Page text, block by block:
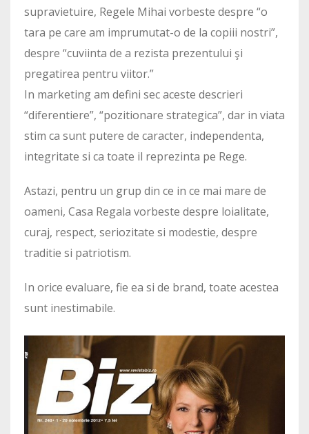
supravietuire, Regele Mihai vorbeste despre “o
tara pe care am imprumutat-o de la copiii nostri”,
despre “cuviinta de a rezista prezentului şi
pregatirea pentru viitor.”
In marketing am defini sec aceste descrieri
“diferentiere”, “pozitionare strategica”, dar in viata
stim ca sunt putere de caracter, independenta,
integritate si ca toate il reprezinta pe Rege.
Astazi, pentru un grup din ce in ce mai mare de
oameni, Casa Regala vorbeste despre loialitate,
curaj, respect, seriozitate si modestie, despre
traditie si patriotism.
In orice evaluare, fie ea si de brand, toate acestea
sunt inestimabile.